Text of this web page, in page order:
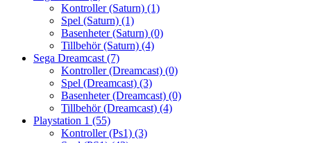
Kontroller (Saturn) (1)
Spel (Saturn) (1)
Basenheter (Saturn) (0)
Tillbehör (Saturn) (4)
Sega Dreamcast (7)
Kontroller (Dreamcast) (0)
Spel (Dreamcast) (3)
Basenheter (Dreamcast) (0)
Tillbehör (Dreamcast) (4)
Playstation 1 (55)
Kontroller (Ps1) (3)